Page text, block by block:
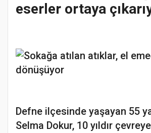
eserler ortaya
Defne ilçesinde yaşayan 55
Selma Dokur, 10 yıldır